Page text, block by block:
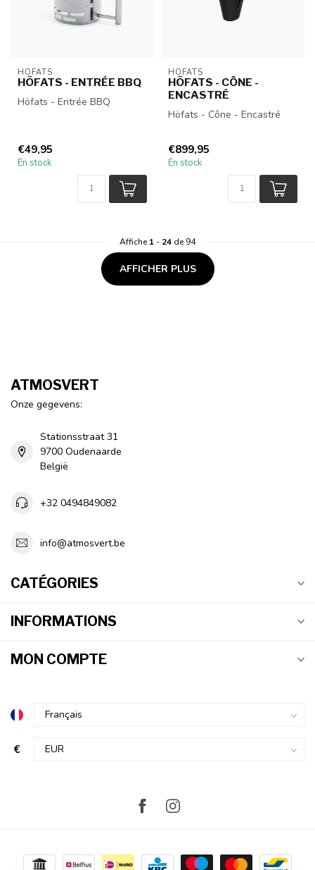
HÖFATS
HÖFATS - ENTRÉE BBQ
Höfats - Entrée BBQ
€49,95
En stock
HÖFATS
HÖFATS - CÔNE -
ENCASTRÉ
Höfats - Cône - Encastré
€899,95
En stock
Affiche1- 24 de 94
AFFICHER PLUS
ATMOSVERT
Onze gegevens:
Stationsstraat 31
9700 Oudenaarde
België
+32 0494849082
info@atmosvert.be
CATÉGORIES
INFORMATIONS
MON COMPTE
€